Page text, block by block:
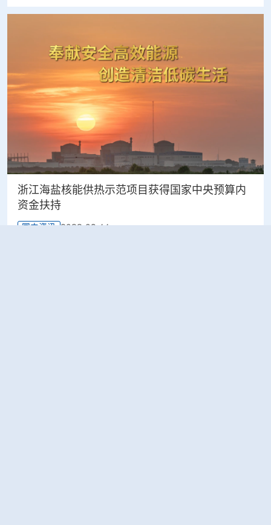
浙江海盐核能供热示范项目获得国家中央预算内
资金扶持
国内资讯 2022-08-11